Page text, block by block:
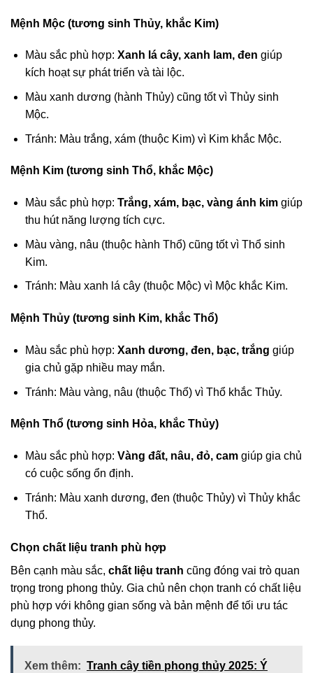
Mệnh Mộc (tương sinh Thủy, khắc Kim)
Màu sắc phù hợp: Xanh lá cây, xanh lam, đen giúp
kích hoạt sự phát triển và tài lộc.
Màu xanh dương (hành Thủy) cũng tốt vì Thủy sinh
Mộc.
Tránh: Màu trắng, xám (thuộc Kim) vì Kim khắc Mộc.
Mệnh Kim (tương sinh Thổ, khắc Mộc)
Màu sắc phù hợp: Trắng, xám, bạc, vàng ánh kimgiúp
thu hút năng lượng tích cực.
Màu vàng, nâu (thuộc hành Thổ) cũng tốt vì Thổ sinh
Kim.
Tránh: Màu xanh lá cây (thuộc Mộc) vì Mộc khắc Kim.
Mệnh Thủy (tương sinh Kim, khắc Thổ)
Màu sắc phù hợp: Xanh dương, đen, bạc, trắng giúp
gia chủ gặp nhiều may mắn.
Tránh: Màu vàng, nâu (thuộc Thổ) vì Thổ khắc Thủy.
Mệnh Thổ (tương sinh Hỏa, khắc Thủy)
Màu sắc phù hợp: Vàng đất, nâu, đỏ, camgiúp gia chủ
có cuộc sống ổn định.
Tránh: Màu xanh dương, đen (thuộc Thủy) vì Thủy khắc
Thổ.
Chọn chất liệu tranh phù hợp
Bên cạnh màu sắc, chất liệu tranh cũng đóng vai trò quan
trọng trong phong thủy. Gia chủ nên chọn tranh có chất liệu
phù hợp với không gian sống và bản mệnh để tối ưu tác
dụng phong thủy.
Xem thêm: Tranh cây tiền phong thủy 2025: Ý